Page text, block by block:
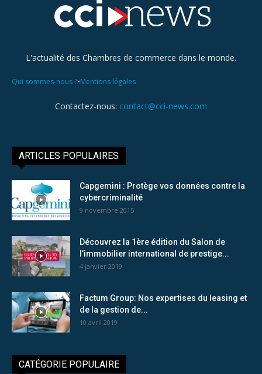
L'actualité des Chambres de commerce dans le monde.
Qui sommes-nous ?•Mentions légales
Contactez-nous: contact@cci-news.com
ARTICLES POPULAIRES
Capgemini : Protège vos données contre la
cybercriminalité
9 novembre 2015
Découvrez la 1ère édition du Salon de
l’immobilier international de prestige...
4 janvier 2019
Factum Group: Nos expertises du leasing et
de la gestion de...
10 avril 2019
CATÉGORIE POPULAIRE